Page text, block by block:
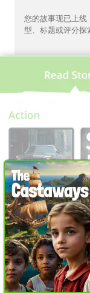
您的故事现已上
型、标题或评分探